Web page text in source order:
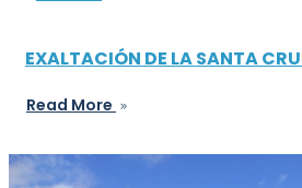
EXALTACIÓN DE LA SANTA
Read More